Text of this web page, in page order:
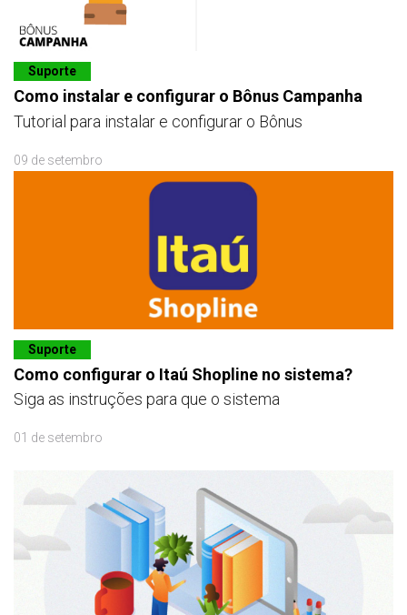
Suporte
Como instalar e configurar o Bônus Campanha
Tutorial para instalar e configurar o Bônus
09 de setembro
Suporte
Como configurar o Itaú Shopline no sistema?
Siga as instruções para que o sistema
01 de setembro